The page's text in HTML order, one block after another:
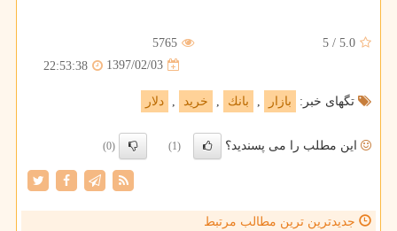
5.0
/
5
5765
1397/02/03
22:53:38
تگهای خبر: بازار , بانك , خرید , دلار
این مطلب را می پسندید؟ (1)
(0)
جدیدترین ترین مطالب مرتبط